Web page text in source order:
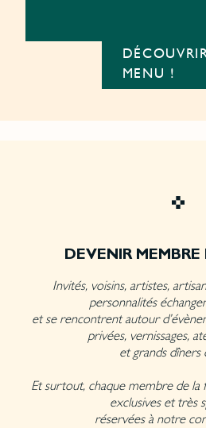
MENU !
DEVENIR MEMBRE
Invités, voisins, artistes,
personnalités
et se rencontrent autour
privées, vernissages,
et grands dîners
Et surtout, chaque membre de la
exclusives et très
réservées à notre